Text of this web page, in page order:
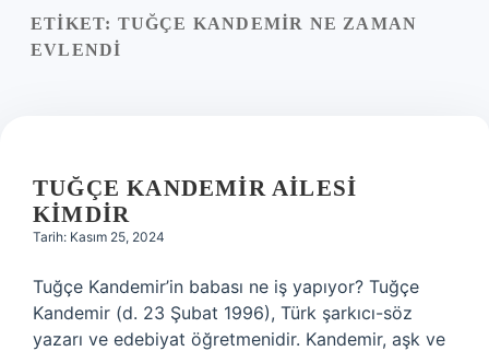
Yasal Uyarı
ETIKET: TUĞÇE KANDEMIR NE ZAMAN
EVLENDI
TUĞÇE KANDEMIR AILESI
KIMDIR
Tarih: Kasım 25, 2024
Tuğçe Kandemir’in babası ne iş yapıyor? Tuğçe
Kandemir (d. 23 Şubat 1996), Türk şarkıcı-söz
yazarı ve edebiyat öğretmenidir. Kandemir, aşk ve